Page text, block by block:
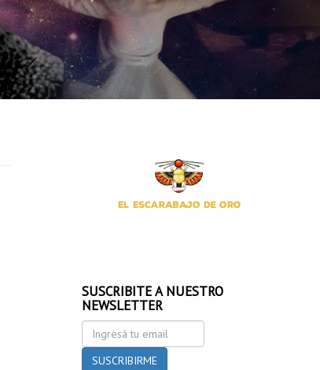
SUSCRIBITE A NUESTRO
NEWSLETTER
Ingresá
tu
email
SUSCRIBIRME